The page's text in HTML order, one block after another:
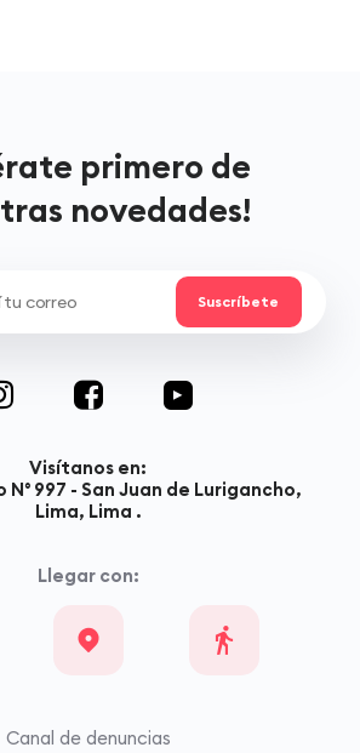
primero de
novedades!
Visítanos en:
N° 997 - San Juan de Lurigancho,
Lima, Lima .
Llegar con:
Canal de denuncias